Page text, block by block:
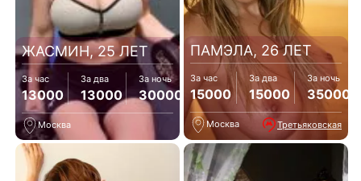
ЖАСМИН, 25 ЛЕТ
За час
13000
За два
13000
За ночь
30000
Москва
ПАМЭЛА, 26 ЛЕТ
За час
15000
За два
15000
За ночь
35000
Москва Третьяковская